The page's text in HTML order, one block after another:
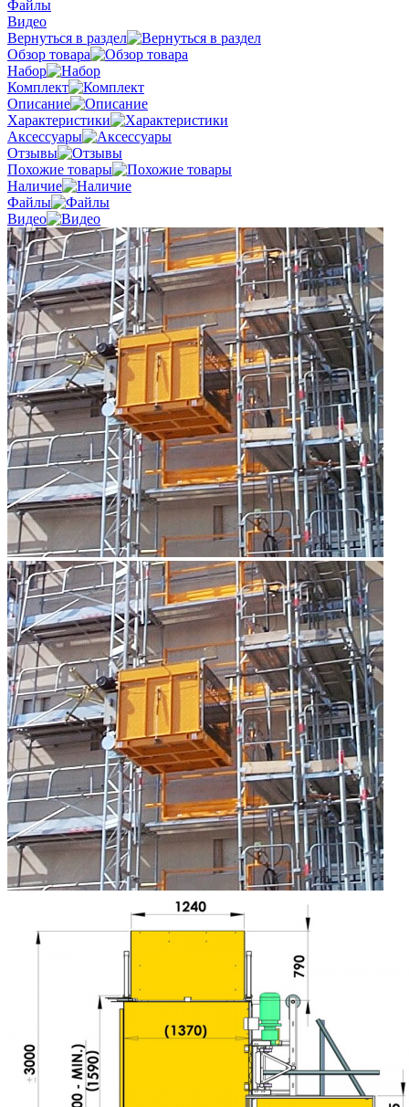
Файлы
Видео
Вернуться в раздел
Обзор товара
Набор
Комплект
Описание
Характеристики
Аксессуары
Отзывы
Похожие товары
Наличие
Файлы
Видео